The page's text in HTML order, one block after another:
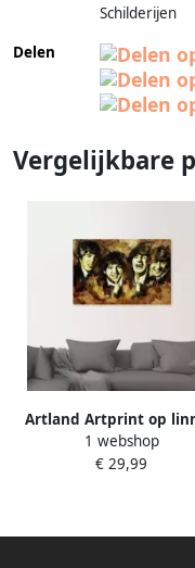
Schilderijen
Delen
Vergelijkbare
Artland Artprint op
Beatles
1 webshop
€ 29,99